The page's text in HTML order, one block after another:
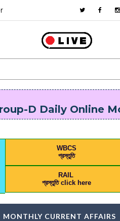
D Daily Online
WBCS
প্রস্তুতি
RAIL
প্রস্তুতি click here
MONTHLY CURRENT AFFAIRS